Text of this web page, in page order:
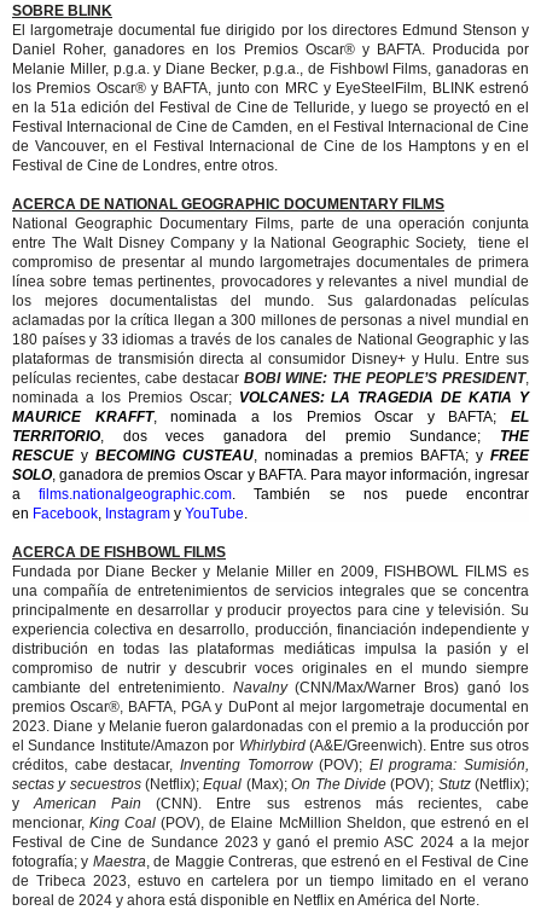
SOBRE BLINK
El largometraje documental fue dirigido por los directores Edmund Stenson y
Daniel Roher, ganadores en los Premios Oscar® y BAFTA. Producida por
Melanie Miller, p.g.a. y Diane Becker, p.g.a., de Fishbowl Films, ganadoras en
los Premios Oscar® y BAFTA, junto con MRC y EyeSteelFilm, BLINK estrenó
en la 51a edición del Festival de Cine de Telluride, y luego se proyectó en el
Festival Internacional de Cine de Camden, en el Festival Internacional de Cine
de Vancouver, en el Festival Internacional de Cine de los Hamptons y en el
Festival de Cine de Londres, entre otros.
ACERCA DE NATIONAL GEOGRAPHIC DOCUMENTARY FILMS
National Geographic Documentary Films, parte de una operación conjunta
entre The Walt Disney Company y la National Geographic Society, tiene el
compromiso de presentar al mundo largometrajes documentales de primera
línea sobre temas pertinentes, provocadores y relevantes a nivel mundial de
los mejores documentalistas del mundo. Sus galardonadas películas
aclamadas por la crítica llegan a 300 millones de personas a nivel mundial en
180 países y 33 idiomas a través de los canales de National Geographic y las
plataformas de transmisión directa al consumidor Disney+ y Hulu. Entre sus
películas recientes, cabe destacar BOBI WINE: THE PEOPLE’S PRESIDENT,
nominada a los Premios Oscar;VOLCANES: LA TRAGEDIA DE KATIA Y
MAURICE KRAFFT, nominada a los Premios Oscar y BAFTA;EL
TERRITORIO, dos veces ganadora del premio Sundance; THE
RESCUE yBECOMING CUSTEAU, nominadas a premios BAFTA; y FREE
SOLO, ganadora de premios Oscar y BAFTA. Para mayor información, ingresar
afilms.nationalgeographic.com. También se nos puede encontrar
en Facebook, Instagram y YouTube.
ACERCA DE FISHBOWL FILMS
Fundada por Diane Becker y Melanie Miller en 2009, FISHBOWL FILMS es
una compañía de entretenimientos de servicios integrales que se concentra
principalmente en desarrollar y producir proyectos para cine y televisión. Su
experiencia colectiva en desarrollo, producción, financiación independiente y
distribución en todas las plataformas mediáticas impulsa la pasión y el
compromiso de nutrir y descubrir voces originales en el mundo siempre
cambiante del entretenimiento. Navalny(CNN/Max/Warner Bros) ganó los
premios Oscar®, BAFTA, PGA y DuPont al mejor largometraje documental en
2023. Diane y Melanie fueron galardonadas con el premio a la producción por
el Sundance Institute/Amazon por Whirlybird (A&E/Greenwich). Entre sus otros
créditos, cabe destacar, Inventing Tomorrow(POV); El programa: Sumisión,
sectas y secuestros(Netflix);Equal (Max);On The Divide(POV); Stutz(Netflix);
yAmerican Pain(CNN). Entre sus estrenos más recientes, cabe
mencionar,King Coal(POV), de Elaine McMillion Sheldon, que estrenó en el
Festival de Cine de Sundance 2023 y ganó el premio ASC 2024 a la mejor
fotografía; y Maestra, de Maggie Contreras, que estrenó en el Festival de Cine
de Tribeca 2023, estuvo en cartelera por un tiempo limitado en el verano
boreal de 2024 y ahora está disponible en Netflix en América del Norte.